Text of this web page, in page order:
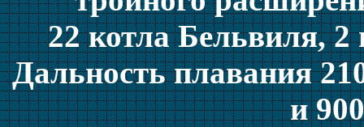
22 котла Бельвиля, 2
Дальность плавания
и